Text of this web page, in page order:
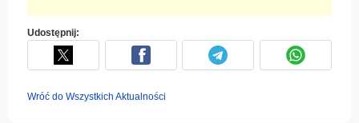
Udostępnij:
Wróć do Wszystkich Aktualności